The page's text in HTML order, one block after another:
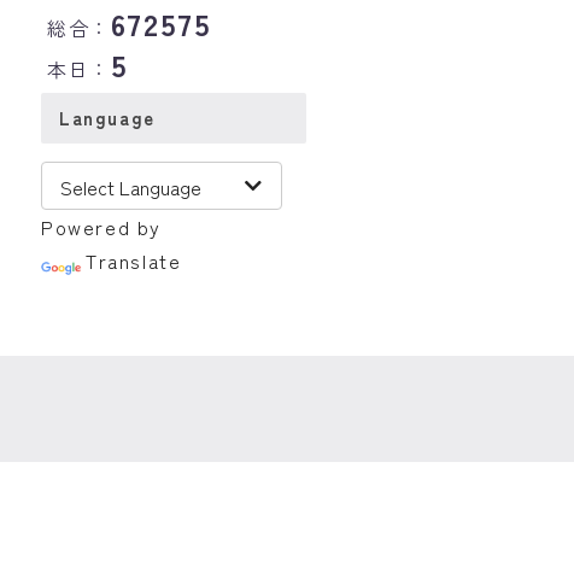
総合： 672575
本日： 5
Language
Powered by
Translate